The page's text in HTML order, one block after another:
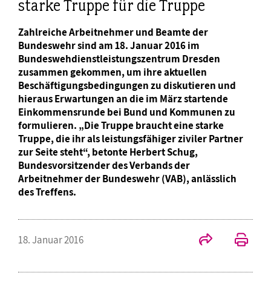
starke Truppe für die Truppe
Zahlreiche Arbeitnehmer und Beamte der
Bundeswehr sind am 18. Januar 2016 im
Bundeswehdienstleistungszentrum Dresden
zusammen gekommen, um ihre aktuellen
Beschäftigungsbedingungen zu diskutieren und
hieraus Erwartungen an die im März startende
Einkommensrunde bei Bund und Kommunen zu
formulieren. „Die Truppe braucht eine starke
Truppe, die ihr als leistungsfähiger ziviler Partner
zur Seite steht“, betonte Herbert Schug,
Bundesvorsitzender des Verbands der
Arbeitnehmer der Bundeswehr (VAB), anlässlich
des Treffens.
18. Januar 2016